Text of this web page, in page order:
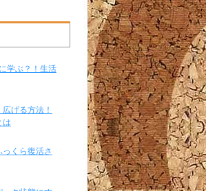
学ぶ？！生活
げる方法！
は
くら復活さ